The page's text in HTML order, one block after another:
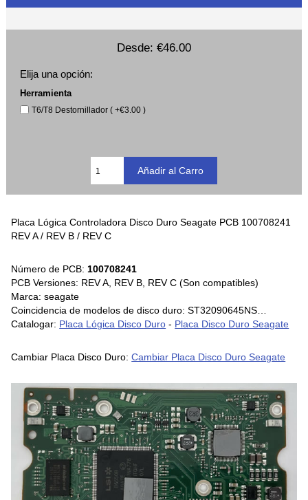
Desde: €46.00
Elija una opción:
Herramienta
T6/T8 Destornillador ( +€3.00 )
Placa Lógica Controladora Disco Duro Seagate PCB 100708241
REV A / REV B / REV C
Número de PCB:100708241
PCB Versiones: REV A, REV B, REV C (Son compatibles)
Marca: seagate
Coincidencia de modelos de disco duro: ST32090645NS…
Catalogar: Placa Lógica Disco Duro - Placa Disco Duro Seagate
Cambiar Placa Disco Duro:Cambiar Placa Disco Duro Seagate